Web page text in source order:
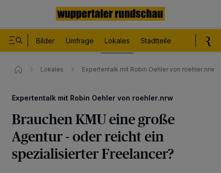
Bilder Umfrage Lokales Stadtteile
Lokales Expertentalk mit Robin Oehler von roehler.nrw
Expertentalk mit Robin Oehler von roehler.nrw
Brauchen KMU eine große
Agentur - oder reicht ein
spezialisierter Freelancer?